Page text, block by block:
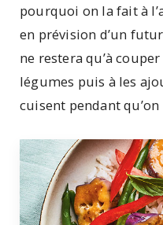
pourquoi on la fait à
en prévision d’un
ne restera qu’à
légumes puis à les
cuisent pendant